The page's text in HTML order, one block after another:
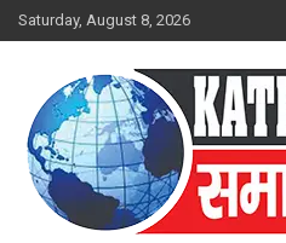
Skip
to
Saturday, August 8, 2026